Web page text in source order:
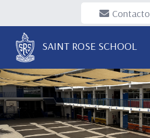
Contacto
SAINT ROSE SCHOOL